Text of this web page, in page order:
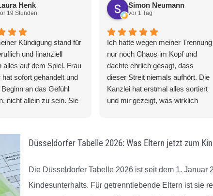
Henk
19 Stunden
Kündigung stand für
und finanziell
alles auf dem Spiel. Frau
hat sofort gehandelt und
an das Gefühl
nicht allein zu sein. Sie
Das Ergebnis
Erwartungen sogar
Ich bin unglaublich
an diese Kanzlei
zu haben.
Simon Neumann
vor 1 Tag
Ich hatte wegen meiner Trennung
nur noch Chaos im Kopf und
dachte ehrlich gesagt, dass
dieser Streit niemals aufhört. Die
Kanzlei hat erstmal alles sortiert
und mir gezeigt, was wirklich
Lösung gefunden werden, ohne
Das hat mir unglaublich geholfen.
Vielen Dank, wirklich von Herzen!
Düsseldorfer Tabelle 2026: Was Eltern jetzt zum
Die Düsseldorfer Tabelle 2026 ist seit dem 1.
Kindesunterhalts. Für getrenntlebende Eltern ist sie